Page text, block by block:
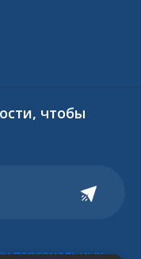
чтобы
персональных